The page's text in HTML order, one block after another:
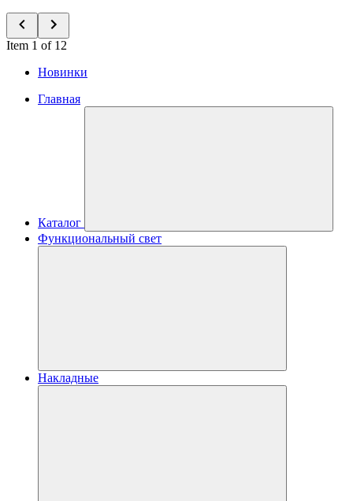
Item 1 of 12
Новинки
Главная
Каталог
Функциональный свет
Накладные